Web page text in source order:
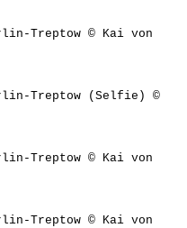
Treptow © Kai von
Treptow (Selfie) ©
Treptow © Kai von
Treptow © Kai von